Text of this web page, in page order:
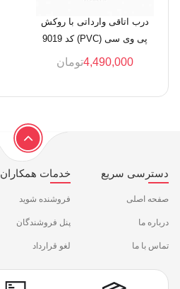
درب اتاقی وارداتی با روکش
پی وی سی (PVC) کد 9019
4,490,000تومان
دسترسی سریع
صفحه اصلی
درباره ما
تماس با ما
خدمات همکاران
فروشنده شوید
پنل فروشندگان
لغو قرارداد